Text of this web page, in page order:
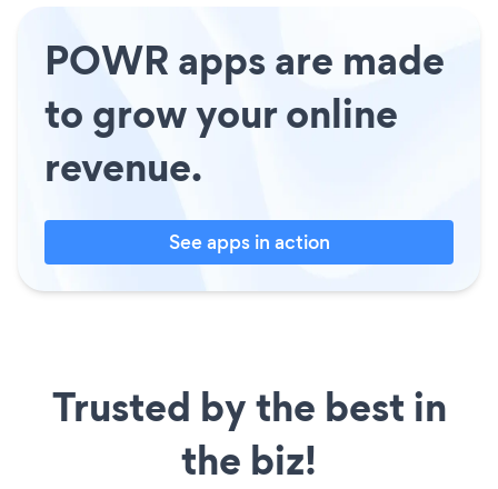
POWR apps are made
to grow your online
revenue.
See apps in action
Trusted by the best in
the biz!